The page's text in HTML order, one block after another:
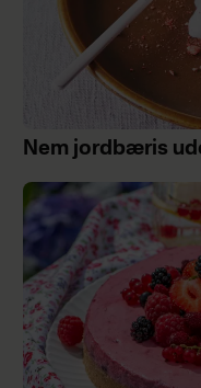
Nem jordbæris